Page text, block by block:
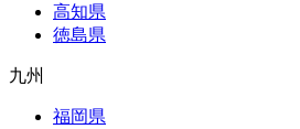
高知県
徳島県
九州
福岡県